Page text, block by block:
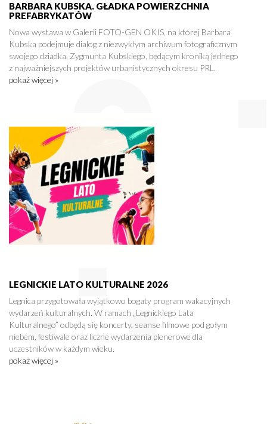
BARBARA KUBSKA. GŁADKA POWIERZCHNIA
PREFABRYKATÓW
Nowa wystawa w Galerii FOTO-GEN OKIS, na której Barbara
Kubska podejmuje dialog z niezwykłym archiwum fotograficznym
swojego dziadka, Zygmunta Kubskiego, będącym kroniką jednego
z najważniejszych projektów urbanistycznych okresu PRL.
pokaż więcej »
LEGNICKIE LATO KULTURALNE 2026
Legnica przygotowała wyjątkowo bogaty program wakacyjnych
wydarzeń kulturalnych. W ramach „Legnickiego Lata
Kulturalnego” odbędą się koncerty, seanse filmowe pod gołym
niebem, festiwale oraz liczne wydarzenia plenerowe dla
uczestników w każdym wieku.
pokaż więcej »